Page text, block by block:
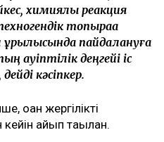
химиялық реакция
топыраққа
пайдалануға
қауіптілік деңгейі іс
кәсіпкер.
оған жергілікті
айып тағылған.